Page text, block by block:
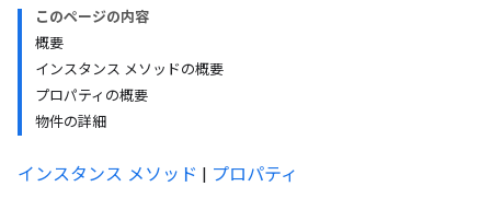
このページの内容
概要
インスタンス メソッドの概要
プロパティの概要
物件の詳細
インスタンス メソッド | プロパティ